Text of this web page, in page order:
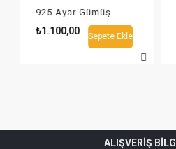
₺1.100,00 Sepete Ekle
ALIŞVERİŞ